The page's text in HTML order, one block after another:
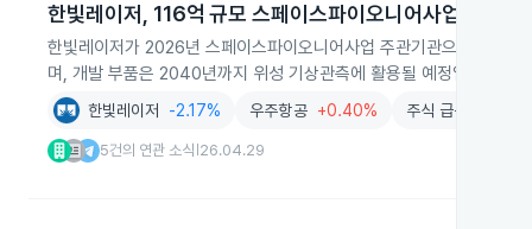
한빛레이저, 116억 규모 스페이스파이오니어사업 주관 선
한빛레이저가 2026년 스페이스파이오니어사업 주관기관으로 선정
며, 개발 부품은 2040년까지 위성 기상관측에 활용될 예정입니다.
한빛레이저 -2.17% 우주항공 +0.40% 주식 급등일보🚀
5건의 연관 소식 26.04.29